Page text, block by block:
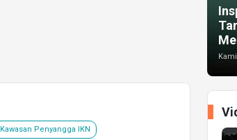
Kawasan Penyangga IKN